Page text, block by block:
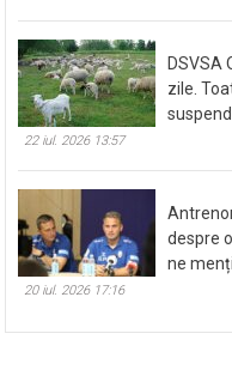
DSVSA
zile.
22 iul. 2026 13:57
despre
ne
20 iul. 2026 17:16